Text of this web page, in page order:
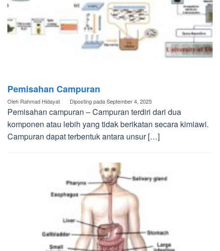
Pemisahan Campuran
Oleh Rahmad Hidayat Diposting padaSeptember 4, 2025
Pemisahan campuran – Campuran terdiri dari dua
komponen atau lebih yang tidak berikatan secara kimiawi.
Campuran dapat terbentuk antara unsur […]